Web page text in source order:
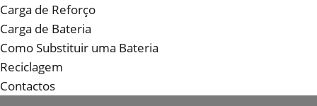
Carga de Reforço
Carga de Bateria
Como Substituir uma Bateria
Reciclagem
Contactos